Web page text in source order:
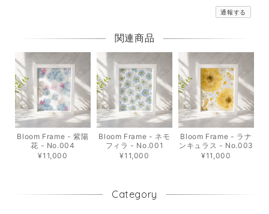
通報する
関連商品
Bloom Frame - 紫陽
花 - No.004
¥11,000
Bloom Frame - ネモ
フィラ - No.001
¥11,000
Bloom Frame - ラナ
ンキュラス - No.003
¥11,000
Category